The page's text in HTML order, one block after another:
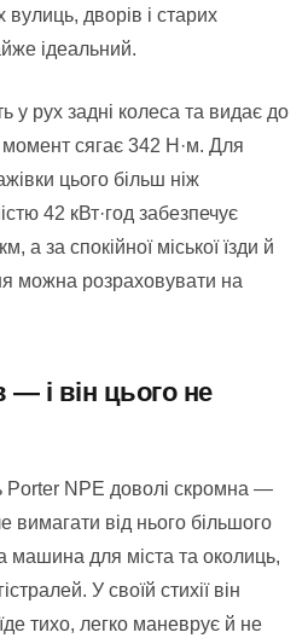
дворів і старих
ідеальний.
у рух задні колеса та видає до
момент сягає 342 Н·м. Для
цього більш ніж
42 кВт·год забезпечує
а за спокійної міської їзди й
можна розраховувати на
— і він цього не
Porter NPE доволі скромна —
вимагати від нього більшого
машина для міста та околиць,
У своїй стихії він
тихо, легко маневрує й не